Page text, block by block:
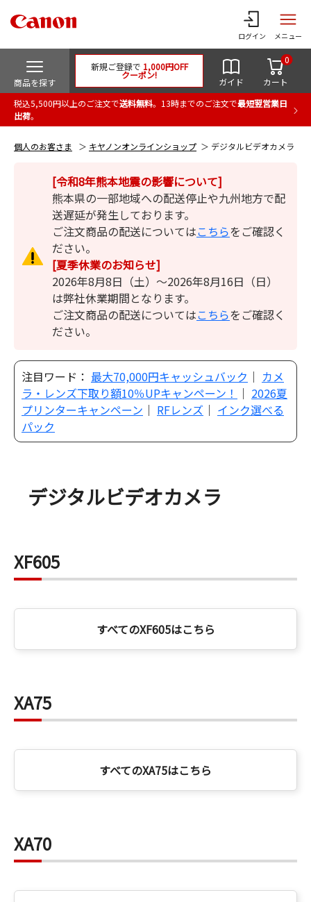
ログイン メニュー
商品を探す
新規ご登録で 1,000円OFF
クーポン!
ガイド カート
0
税込5,500円以上のご注文で送料無料。13時までのご注文で最短翌営業日
出荷。
個人のお客さま キヤノンオンラインショップ デジタルビデオカメラ
[令和8年熊本地震の影響について]
熊本県の一部地域への配送停止や九州地方で配
送遅延が発生しております。
ご注文商品の配送についてはこちらをご確認く
ださい。
[夏季休業のお知らせ]
2026年8月8日（土）～2026年8月16日（日）
は弊社休業期間となります。
ご注文商品の配送についてはこちらをご確認く
ださい。
注目ワード： 最大70,000円キャッシュバック ｜ カメ
ラ・レンズ下取り額10％UPキャンペーン！
｜ 2026夏
プリンターキャンペーン ｜ RFレンズ ｜ インク選べる
パック
デジタルビデオカメラ
XF605
すべてのXF605はこちら
XA75
すべてのXA75はこちら
XA70